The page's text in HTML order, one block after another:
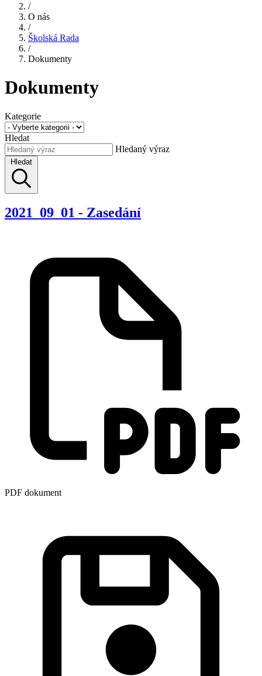
/
O nás
/
Školská Rada
/
Dokumenty
Dokumenty
Kategorie
Hledat
Hledaný výraz
Hledat
2021_09_01 - Zasedání
PDF dokument